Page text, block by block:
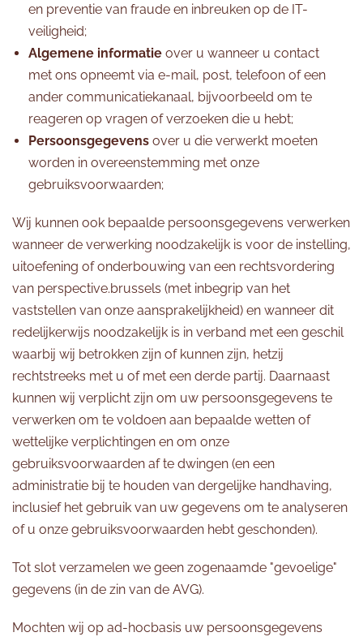
en preventie van fraude en inbreuken op de IT-
veiligheid;
Algemene informatie over u wanneer u contact
met ons opneemt via e-mail, post, telefoon of een
ander communicatiekanaal, bijvoorbeeld om te
reageren op vragen of verzoeken die u hebt;
Persoonsgegevens over u die verwerkt moeten
worden in overeenstemming met onze
gebruiksvoorwaarden;
Wij kunnen ook bepaalde persoonsgegevens verwerken
wanneer de verwerking noodzakelijk is voor de instelling,
uitoefening of onderbouwing van een rechtsvordering
van perspective.brussels (met inbegrip van het
vaststellen van onze aansprakelijkheid) en wanneer dit
redelijkerwijs noodzakelijk is in verband met een geschil
waarbij wij betrokken zijn of kunnen zijn, hetzij
rechtstreeks met u of met een derde partij. Daarnaast
kunnen wij verplicht zijn om uw persoonsgegevens te
verwerken om te voldoen aan bepaalde wetten of
wettelijke verplichtingen en om onze
gebruiksvoorwaarden af te dwingen (en een
administratie bij te houden van dergelijke handhaving,
inclusief het gebruik van uw gegevens om te analyseren
of u onze gebruiksvoorwaarden hebt geschonden).
Tot slot verzamelen we geen zogenaamde "gevoelige"
gegevens (in de zin van de AVG).
Mochten wij op ad-hocbasis uw persoonsgegevens